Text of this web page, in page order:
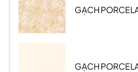
GẠCH
GẠCH